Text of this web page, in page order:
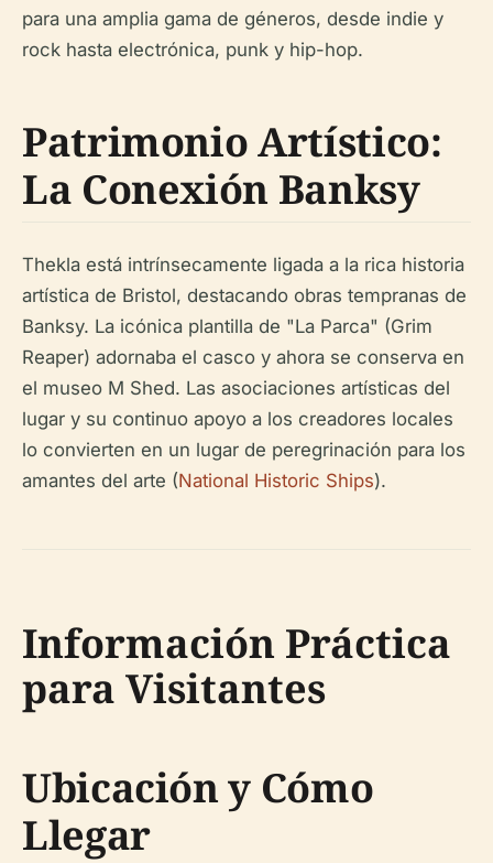
para una amplia gama de géneros, desde indie y
rock hasta electrónica, punk y hip-hop.
Patrimonio Artístico:
La Conexión Banksy
Thekla está intrínsecamente ligada a la rica historia
artística de Bristol, destacando obras tempranas de
Banksy. La icónica plantilla de "La Parca" (Grim
Reaper) adornaba el casco y ahora se conserva en
el museo M Shed. Las asociaciones artísticas del
lugar y su continuo apoyo a los creadores locales
lo convierten en un lugar de peregrinación para los
amantes del arte (National Historic Ships).
Información Práctica
para Visitantes
Ubicación y Cómo
Llegar